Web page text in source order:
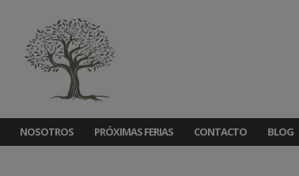
NOSOTROS PRÓXIMAS FERIAS CONTACTO BLOG